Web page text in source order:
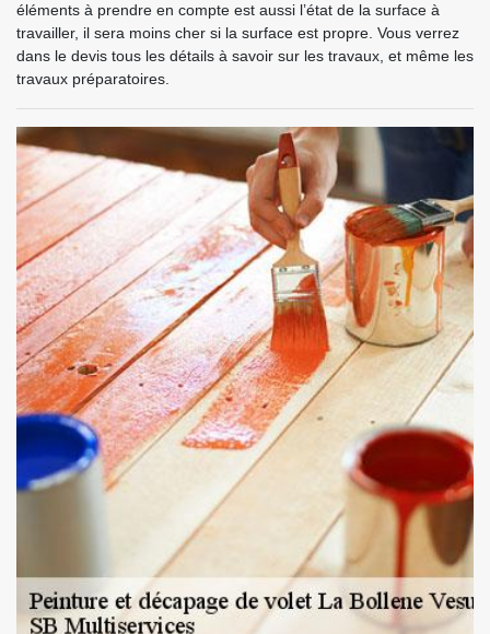
éléments à prendre en compte est aussi l’état de la surface à
travailler, il sera moins cher si la surface est propre. Vous verrez
dans le devis tous les détails à savoir sur les travaux, et même les
travaux préparatoires.